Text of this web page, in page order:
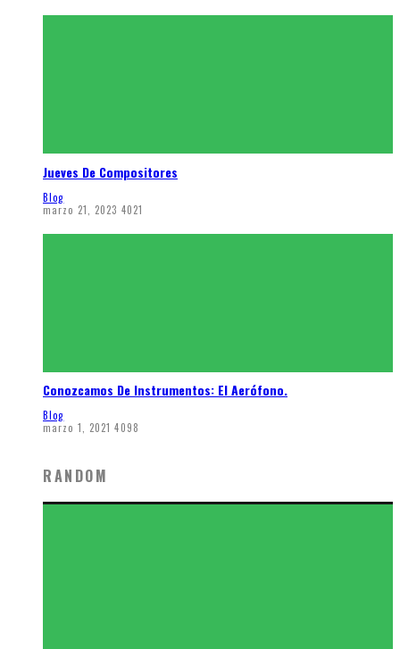
Jueves De Compositores
Blog
marzo 21, 2023 4021
Conozcamos De Instrumentos: El Aerófono.
Blog
marzo 1, 2021 4098
RANDOM